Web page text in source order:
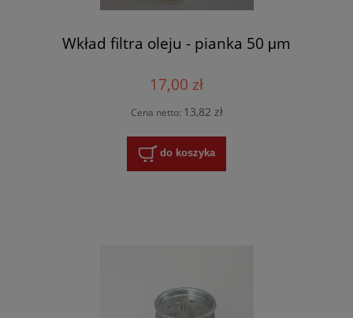
Wkład filtra oleju - pianka 50 μm
17,00 zł
Cena netto: 13,82 zł
do koszyka